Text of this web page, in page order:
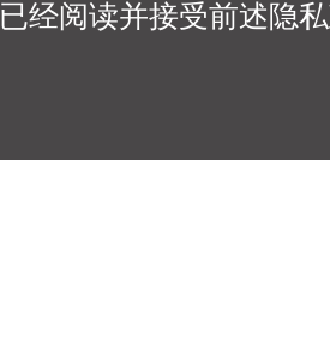
经阅读并接受前述隐